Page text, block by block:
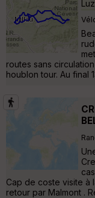
routes sans
houblon tour. Au final
Cap de coste visite à
retour par Malmont .